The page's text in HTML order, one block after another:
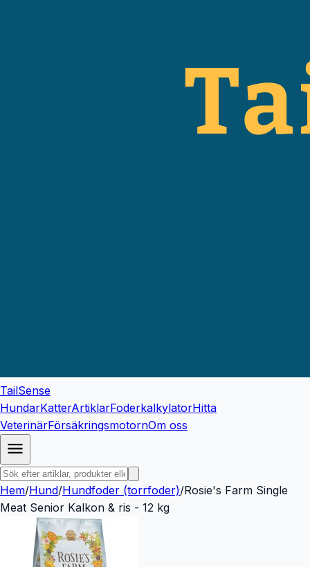
TailSense
HundarKatterArtiklarFoderkalkylatorHitta
VeterinärFörsäkringsmotornOm oss
Hem/Hund/Hundfoder (torrfoder)/Rosie's Farm Single
Meat Senior Kalkon & ris - 12 kg